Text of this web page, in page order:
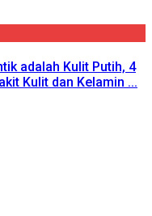
adalah Kulit Putih, 4
Kulit dan Kelamin ...